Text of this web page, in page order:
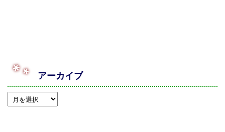
アーカイブ